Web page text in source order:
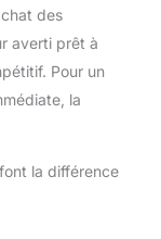
des
averti prêt à
Pour un
la
la différence